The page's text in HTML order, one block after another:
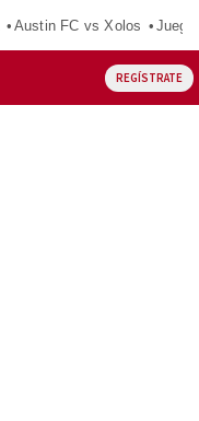
Austin FC vs Xolos
REGÍSTRATE